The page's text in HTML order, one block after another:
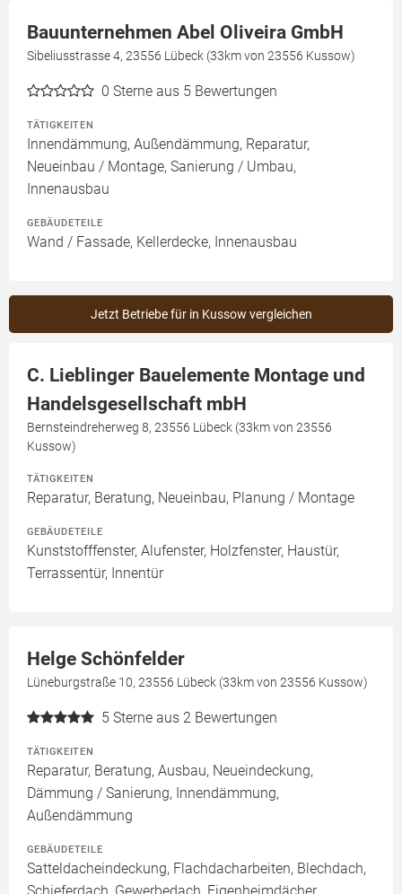
Bauunternehmen Abel Oliveira GmbH
Sibeliusstrasse 4, 23556 Lübeck (33km von 23556 Kussow)
0 Sterne aus 5 Bewertungen
TÄTIGKEITEN
Innendämmung, Außendämmung, Reparatur,
Neueinbau / Montage, Sanierung / Umbau,
Innenausbau
GEBÄUDETEILE
Wand / Fassade, Kellerdecke, Innenausbau
Jetzt Betriebe für in Kussow vergleichen
C. Lieblinger Bauelemente Montage und
Handelsgesellschaft mbH
Bernsteindreherweg 8, 23556 Lübeck (33km von 23556
Kussow)
TÄTIGKEITEN
Reparatur, Beratung, Neueinbau, Planung / Montage
GEBÄUDETEILE
Kunststofffenster, Alufenster, Holzfenster, Haustür,
Terrassentür, Innentür
Helge Schönfelder
Lüneburgstraße 10, 23556 Lübeck (33km von 23556 Kussow)
5 Sterne aus 2 Bewertungen
TÄTIGKEITEN
Reparatur, Beratung, Ausbau, Neueindeckung,
Dämmung / Sanierung, Innendämmung,
Außendämmung
GEBÄUDETEILE
Satteldacheindeckung, Flachdacharbeiten, Blechdach,